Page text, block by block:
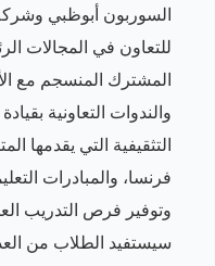
السوربون أبوظبي
للتعاون في المجالات
المشترك المنسجم مع
والندوات التعاونية
التثقيفية التي
فرنسا، والمبادرات
وتوفير فرص التدريب
سيستفيد الطلاب من